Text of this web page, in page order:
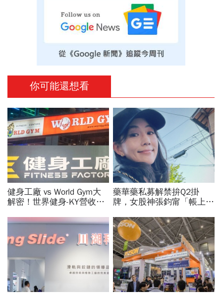
你可能還想看
健身工廠 vs World Gym大
解密！世界健身-KY營收大
課、會籍…誰才是真正賺錢
金雞母？
藥華藥私募解禁拚Q2掛
牌，女股神張鈞甯「帳上爆
256張？她親揭兩原因